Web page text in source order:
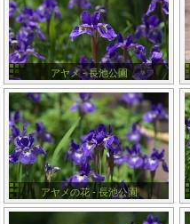
アヤメ - 長池公園
アヤメの花 - 長池公園